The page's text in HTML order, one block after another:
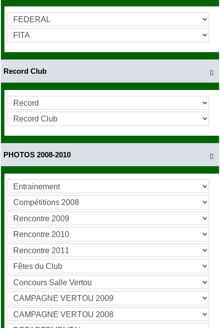

Record Club

PHOTOS 2008-2010